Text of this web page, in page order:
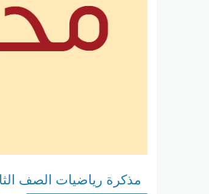
مذكرة رياضيات الصف